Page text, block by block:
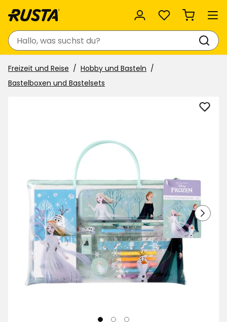
Favoriten
Suchen
Freizeit und Reise
Hobby und Basteln
Bastelboxen und Bastelsets
Mal-